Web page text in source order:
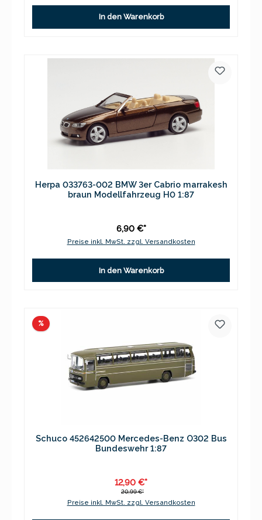
In den Warenkorb
Herpa 033763-002 BMW 3er Cabrio marrakesh
braun Modellfahrzeug H0 1:87
6,90 €*
Preise inkl. MwSt. zzgl. Versandkosten
In den Warenkorb
%Rabatt
Schuco 452642500 Mercedes-Benz O302 Bus
Bundeswehr 1:87
12,90 €*
20,99 €*
Preise inkl. MwSt. zzgl. Versandkosten